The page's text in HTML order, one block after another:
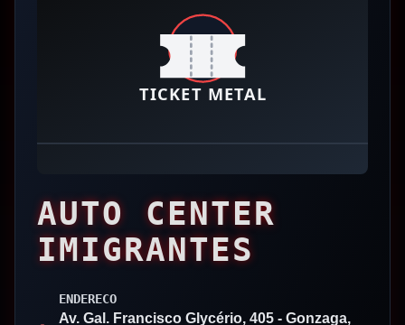
AUTO CENTER
IMIGRANTES
ENDERECO
Av. Gal. Francisco Glycério, 405 - Gonzaga,